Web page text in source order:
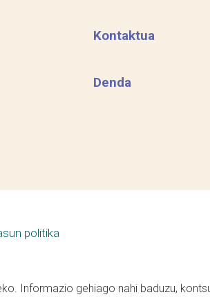
Kontaktua
Denda
politika
Informazio gehiago nahi baduzu,